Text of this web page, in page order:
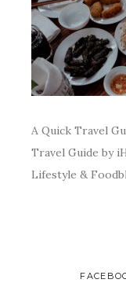
A Quick Travel
Travel Guide by
Lifestyle &